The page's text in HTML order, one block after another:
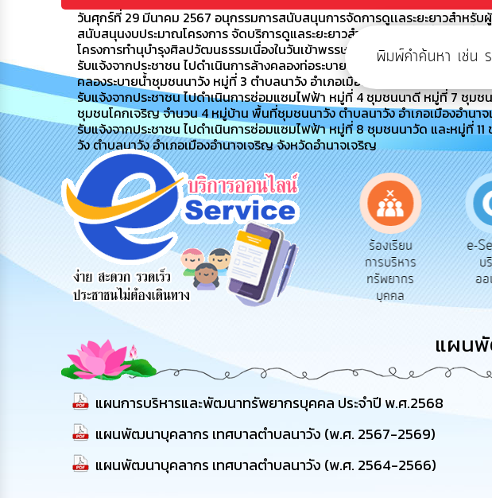
วันศุกร์ที่ 29 มีนาคม 2567 อนุกรรมการสนับสนุนการจัดการดูเเลระยะยาวสำหรั
สนับสนุนงบประมาณโครงการ จัดบริการดูแลระยะยาวสำหรับผู้สูงอายุที่มีภาวะพึ่งพิ
โครงการทำนุบำรุงศิลปวัฒนธรรมเนื่องในวันเข้าพรรษา ประจำปีงบประมาณ พ.ศ.
รับแจ้งจากประชาชน ไปดำเนินการล้างคลองท่อระบายน้ำ เจ้าหน้าที่สำนักงานเทศ
คลองระบายน้ำชุมชนนาวัง หมู่ที่ 3 ตำบลนาวัง อำเภอเมืองอำนาจเจริญ จังหวัดอำน
รับแจ้งจากประชาชน ไปดำเนินการซ่อมแซมไฟฟ้า หมู่ที่ 4 ชุมชนนาดี หมู่ที่ 7 ชุมช
ชุมชนโคกเจริญ จำนวน 4 หมู่บ้าน พื้นที่ชุมชนนาวัง ตำบลนาวัง อำเภอเมืองอำนาจ
รับแจ้งจากประชาชน ไปดำเนินการซ่อมแซมไฟฟ้า หมู่ที่ 8 ชุมชนนาวัด และหมู่ที่
วัง ตำบลนาวัง อำเภอเมืองอำนาจเจริญ จังหวัดอำนาจเจริญ
รับฟังความ
คิดเห็น
ประชาชน
ร้องเรียน
ร้องทุกข์
ร้องเรียน
การทุจริต
ร้องเรียน
การบริหาร
ทรัพยากร
บุคคล
e-
บ
ออ
แผน
แผนการบริหารและพัฒนาทรัพยากรบุคคล ประจำปี พ.ศ.2568
แผนพัฒนาบุคลากร เทศบาลตำบลนาวัง (พ.ศ. 2567-2569)
แผนพัฒนาบุคลากร เทศบาลตำบลนาวัง (พ.ศ. 2564-2566)